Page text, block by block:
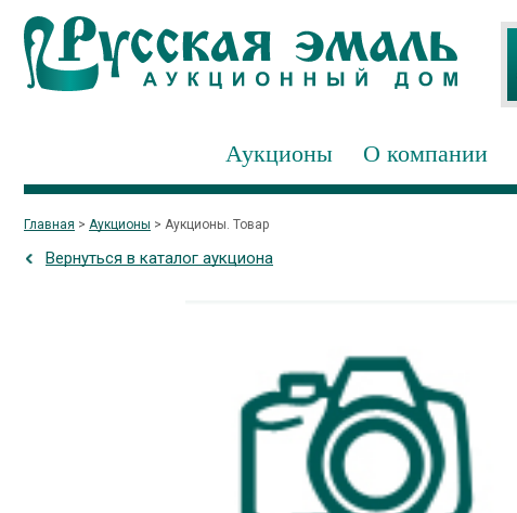
Аукционы О компании
Главная > Аукционы > Аукционы. Товар
Вернуться в каталог аукциона